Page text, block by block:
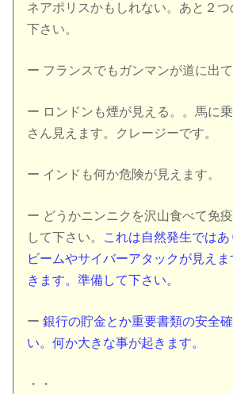
ネアポリスかもしれない。あと２
下さい。
ー フランスでもガンマンが道に出て
ー ロンドンも煙が見える。。馬に
さん見えます。クレージーです。
ー インドも何か危険が見えます。
ー どうかニンニクを沢山食べて免
して下さい。
これは自然発生では
ビームやサイバーアタックが見え
きます。準備して下さい。
ー銀行の貯金とか重要書類の安全
い。何か大きな事が起きます。
・・